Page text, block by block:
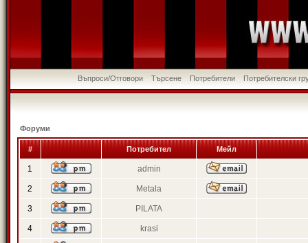
Въпроси/Отговори Търсене Потребители Потребителски
Форуми
# Потребител Мейл
1 admin
2 Metala
3 PILATA
4 krasi